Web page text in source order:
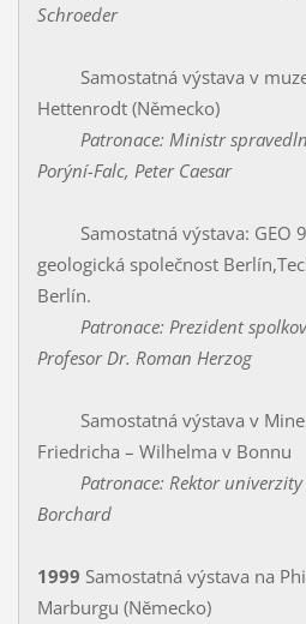
Schroeder
Samostatná výstava v
Hettenrodt (Německo)
Patronace: Ministr
Porýní-Falc, Peter Caesar
Samostatná výstava: GEO
geologická společnost
Berlín.
Patronace: Prezident
Profesor Dr. Roman Herzog
Samostatná výstava v
Friedricha – Wilhelma v Bonnu
Patronace: Rektor univerzity ,
Borchard
1999 Samostatná výstava na
Marburgu (Nĕmecko)